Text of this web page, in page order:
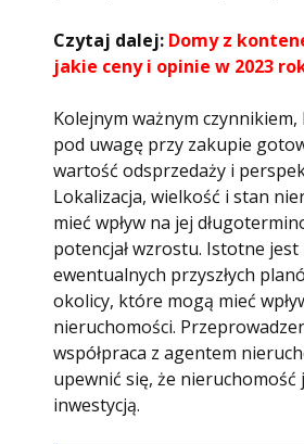
Czytaj dalej: Domy z
jakie ceny i opinie w 2023
Kolejnym ważnym
pod uwagę przy zakupie
wartość odsprzedaży i
Lokalizacja, wielkość i stan
mieć wpływ na jej
potencjał wzrostu. Istotne
ewentualnych przyszłych
okolicy, które mogą mieć
nieruchomości.
współpraca z agentem
upewnić się, że nieruchomość
inwestycją.